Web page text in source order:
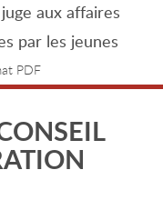
aux affaires
par les jeunes
PDF